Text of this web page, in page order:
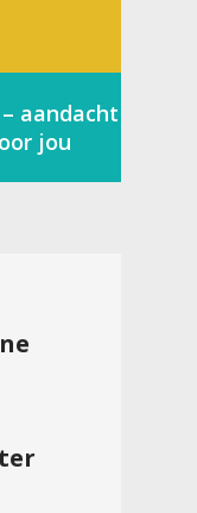
aandacht
jou